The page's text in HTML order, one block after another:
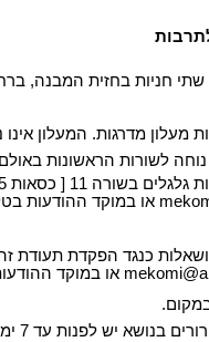
חניות בחזית המבנה,
מעלון מדרגות. המעלון
לשורות הראשונות
או במוקד ההודעות בטלפון 073-3808880 ונחזור
כנגד הפקדת תעודת
או במוקד ההודעות בטלפון 073-
לפנות עד 7 ימים לפני מועד האירוע.